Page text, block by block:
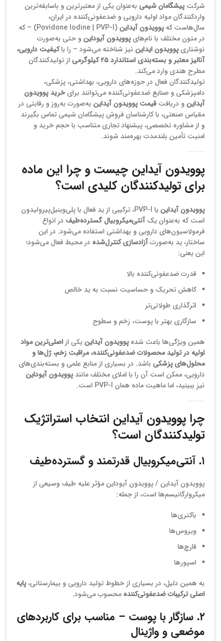
شرکت پیشگامان شیمی به‌عنوان یکی از معتبرترین و باسابقه‌ترین
واردکنندگان مواد اولیه دارویی و ضدعفونی‌کننده در ایران،
سال‌هاست که پوویدون آیداین
(Povidone Iodine | PVP-I) – که
در متون مختلف با نام‌هایپوویدون آیوداینو حتی به‌صورت
نوشتاریپوویدون ایداین نیز شناخته می‌شود – را باکیفیت دارویی،
آنالیز معتبر و بسته‌بندی استاندارد ۲۵ کیلوگرمی
از تولیدکنندگان
مطرح هندی وارد می‌کند.
تولیدکنندگان فعال در حوزه‌های دارویی، بهداشتی، پزشکی،
دامپزشکی و صنایع ضدعفونی‌کننده می‌توانند برایخرید پوویدون
آیداینو دریافت قیمت پوویدون آیداین به‌صورت به‌روز و رقابتی در
مقیاس صنعتی، با کارشناسان فروش پیشگامان شیمی تماس بگیرند
و از مشاوره تخصصی، پیشنهاد تجاری متناسب با حجم خرید و
امنیت تأمین بلندمدت بهره‌مند شوند.
پوویدون آیداین چیست و چرا این ماده
برای تولیدکنندگان کلیدی است؟
پوویدون آیداین
یا PVP-I، ترکیبی از ید فعال با پلی‌وینیل‌پیرولیدون
است که به‌عنوان یک آنتی‌میکروبیال گسترده‌طیف در انواع
فرمولاسیون‌های دارویی و بهداشتی استفاده می‌شود. در این
ساختار، ید به‌صورتآزادسازی کنترل‌شده در محیط فعال می‌شود؛
این یعنی:
قدرت ضدعفونی‌کننده بالا
کاهش تحریک و حساسیت نسبت به ید خالص
اثرگذاری طولانی‌تر
سازگاری بهتر با پوست، زخم و سطوح
همین ویژگی‌ها باعث شده پوویدون آیداینیکی از اصلی‌ترین مواد
اولیه در تولید محصولات ضدعفونی‌کننده، مراقبت زخم، ژل‌ها و
محلول‌های پزشکی باشد. در بسیاری از منابع علمی و بسته‌بندی‌های
دارویی، ممکن است آن را با املای مختلف مانند پوویدون آیوداین
نیز ببینید، اما ماهیت ماده همان PVP-I است.
چرا پوویدون آیداین انتخاب استراتژیک
تولیدکنندگان است؟
۱. آنتی‌میکروبیال قدرتمند و گسترده‌طیف
پوویدون آیداین / پوویدون آیوداین مؤثر علیه طیف وسیعی از
میکروارگانیسم‌ها است، از جمله:
باکتری‌ها
ویروس‌ها
قارچ‌ها
اسپورها
به همین دلیل، در بسیاری از خطوط تولید دارویی و بیمارستانی، پایه
اصلی ترکیبات ضدعفونی‌کننده محسوب می‌شود.
۲. سازگار با پوست – مناسب برای کاربردهای
موضعی و واژینال